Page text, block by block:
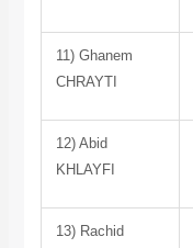
11) Ghanem
CHRAYTI
12) Abid
KHLAYFI
13) Rachid